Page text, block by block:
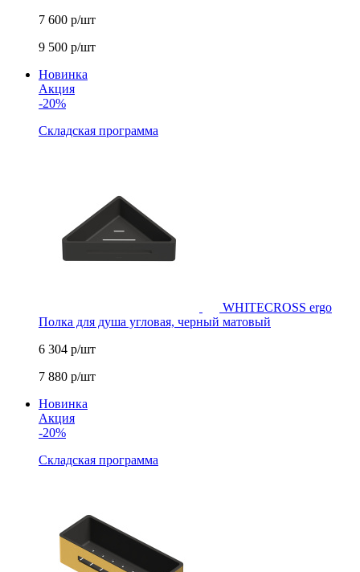
7 600 р/шт
9 500 р/шт
Новинка
Акция
-20%
Складская программа
WHITECROSS ergo
Полка для душа угловая, черный матовый
6 304 р/шт
7 880 р/шт
Новинка
Акция
-20%
Складская программа